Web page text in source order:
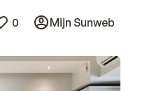
0 Mijn Sunweb